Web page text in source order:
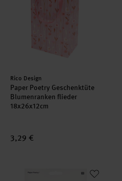
Hersteller:
Rico Design
Paper Poetry Geschenktüte
Blumenranken flieder
18x26x12cm
3,29 €
XXL 8x28x40cm 1 Stück
Paper Poetry